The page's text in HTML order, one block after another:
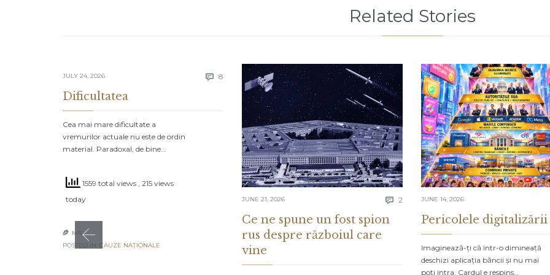
Related Stories
JULY 24, 2026  8 Comments
Dificultatea
Cea mai mare dificultate a
vremurilor actuale nu este de ordin
material. Paradoxal, de bine…
1559 total views , 215 views
today
 MR
POSTED IN: CAUZE NAŢIONALE
JUNE 21, 2026  2 Comments
Ce ne spune un fost spion
rus despre războiul care
vine
JUNE 14, 2026
Pericolele digitalizării
Imaginează-ți că într-o dimineață
deschizi aplicația băncii și nu mai
poți intra. Cardul e respins…